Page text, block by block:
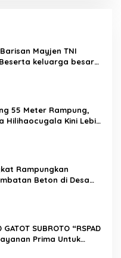
Mayjen TNI
keluarga besar
55 Meter Rampung,
Hilihaocugala Kini Lebih
Rampungkan
Beton di Desa
GATOT SUBROTO “RSPAD
Prima Untuk
JULI 1950 – 26 JULI 2026